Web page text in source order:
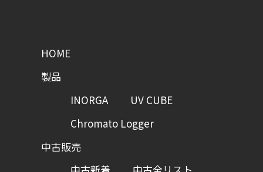
HOME
製品
INORGA
UV CUBE
Chromato Logger
中古販売